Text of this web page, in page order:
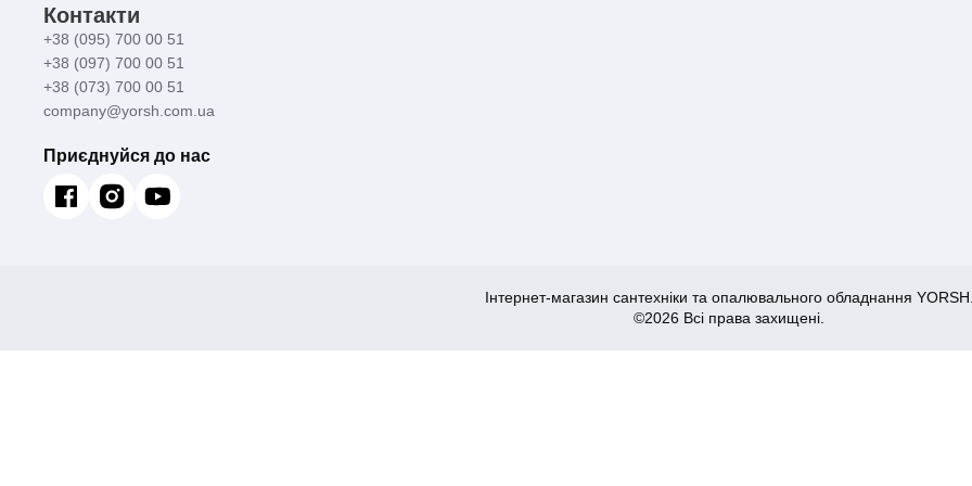
Контакти
+38 (095) 700 00 51
+38 (097) 700 00 51
+38 (073) 700 00 51
company@yorsh.com.ua
Приєднуйся до нас
Інтернет-магазин сантехніки та опалювального обладнання
©2026 Всі права захищені.